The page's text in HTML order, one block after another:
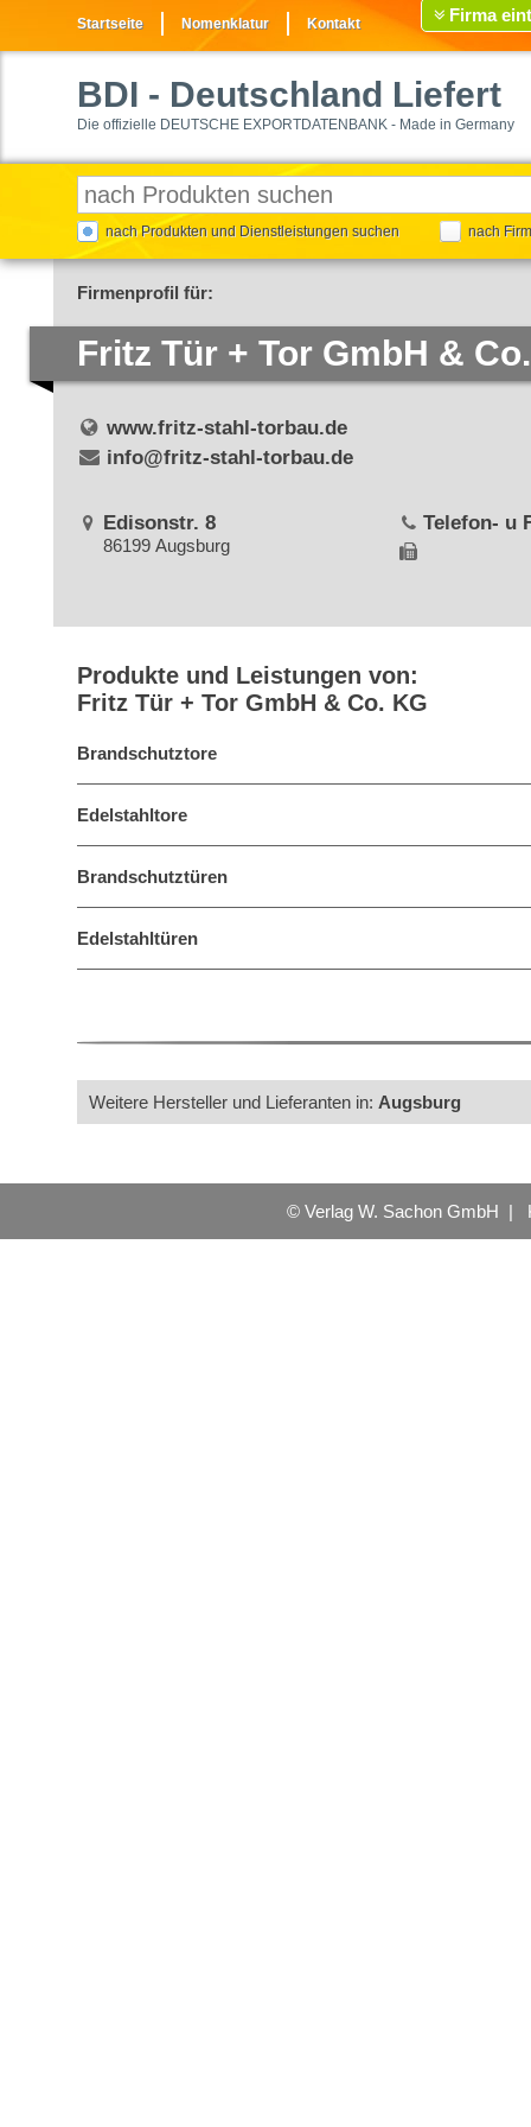
Startseite Nomenklatur Kontakt Firma
BDI - Deutschland Liefert
Die offizielle DEUTSCHE EXPORTDATENBANK - Made in Germany
nach Produkten und Dienstleistungen suchen nach
Firmenprofil für:
Fritz Tür + Tor GmbH &
www.fritz-stahl-torbau.de
info@fritz-stahl-torbau.de
Edisonstr. 8
86199 Augsburg
Telefon- u
Produkte und Leistungen von:
Fritz Tür + Tor GmbH & Co. KG
Brandschutztore
Edelstahltore
Brandschutztüren
Edelstahltüren
Weitere Hersteller und Lieferanten in: Augsburg
© Verlag W. Sachon GmbH |